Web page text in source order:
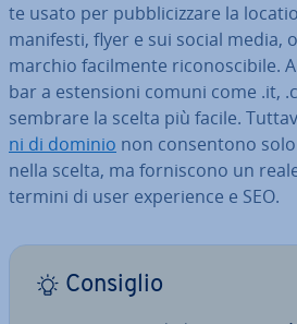
te usato per pub­bli­ciz­za­re la
manifesti, flyer e sui social media,
marchio fa­cil­men­te ri­co­no­sci­bi­le.
bar a esten­sio­ni comuni come .it,
sembrare la scelta più facile.
ni di dominio non con­sen­to­no
nella scelta, ma for­ni­sco­no un
termini di user ex­pe­rien­ce e SEO.
Consiglio